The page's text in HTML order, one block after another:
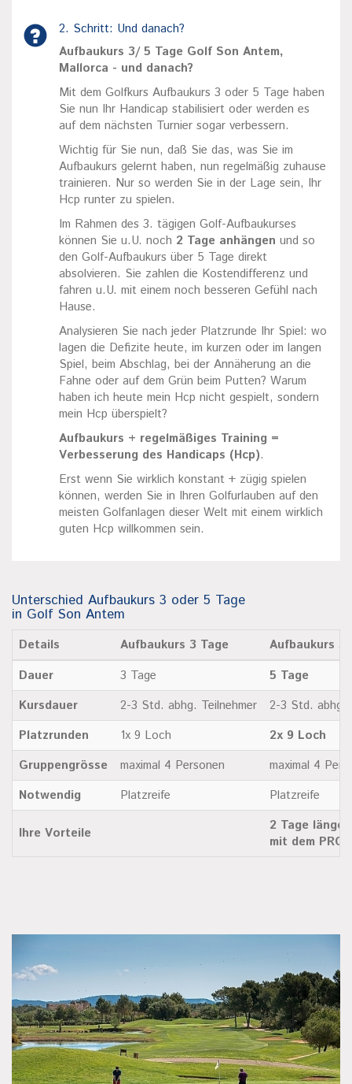
2. Schritt: Und danach?
Aufbaukurs 3/ 5 Tage Golf Son Antem,
Mallorca - und danach?
Mit dem Golfkurs Aufbaukurs 3 oder 5 Tage haben
Sie nun Ihr Handicap stabilisiert oder werden es
auf dem nächsten Turnier sogar verbessern.
Wichtig für Sie nun, daß Sie das, was Sie im
Aufbaukurs gelernt haben, nun regelmäßig zuhause
trainieren. Nur so werden Sie in der Lage sein, Ihr
Hcp runter zu spielen.
Im Rahmen des 3. tägigen Golf-Aufbaukurses
können Sie u.U. noch 2 Tage anhängen und so
den Golf-Aufbaukurs über 5 Tage direkt
absolvieren. Sie zahlen die Kostendifferenz und
fahren u.U. mit einem noch besseren Gefühl nach
Hause.
Analysieren Sie nach jeder Platzrunde Ihr Spiel: wo
lagen die Defizite heute, im kurzen oder im langen
Spiel, beim Abschlag, bei der Annäherung an die
Fahne oder auf dem Grün beim Putten? Warum
haben ich heute mein Hcp nicht gespielt, sondern
mein Hcp überspielt?
Aufbaukurs + regelmäßiges Training =
Verbesserung des Handicaps (Hcp).
Erst wenn Sie wirklich konstant + zügig spielen
können, werden Sie in Ihren Golfurlauben auf den
meisten Golfanlagen dieser Welt mit einem wirklich
guten Hcp willkommen sein.
Unterschied Aufbaukurs 3 oder 5 Tage
in Golf Son Antem
Details Aufbaukurs 3 Tage
Aufbaukurs 5
Dauer
3 Tage
5 Tage
Kursdauer
2-3 Std. abhg. Teilnehmer
2-3 Std. abhg.
Platzrunden
1x 9 Loch
2x 9 Loch
Gruppengrösse
maximal 4 Personen
maximal 4
Notwendig
Platzreife Platzreife
Ihre Vorteile
2 Tage
mit dem PRO